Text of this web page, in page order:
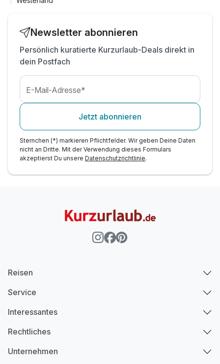
Newsletter abonnieren
Persönlich kuratierte Kurzurlaub-Deals direkt in
dein Postfach
E-Mail-Adresse*
Jetzt abonnieren
Sternchen (*) markieren Pflichtfelder. Wir geben Deine Daten
nicht an Dritte. Mit der Verwendung dieses Formulars
akzeptierst Du unsere Datenschutzrichtlinie.
Reisen
Service
Interessantes
Rechtliches
Unternehmen